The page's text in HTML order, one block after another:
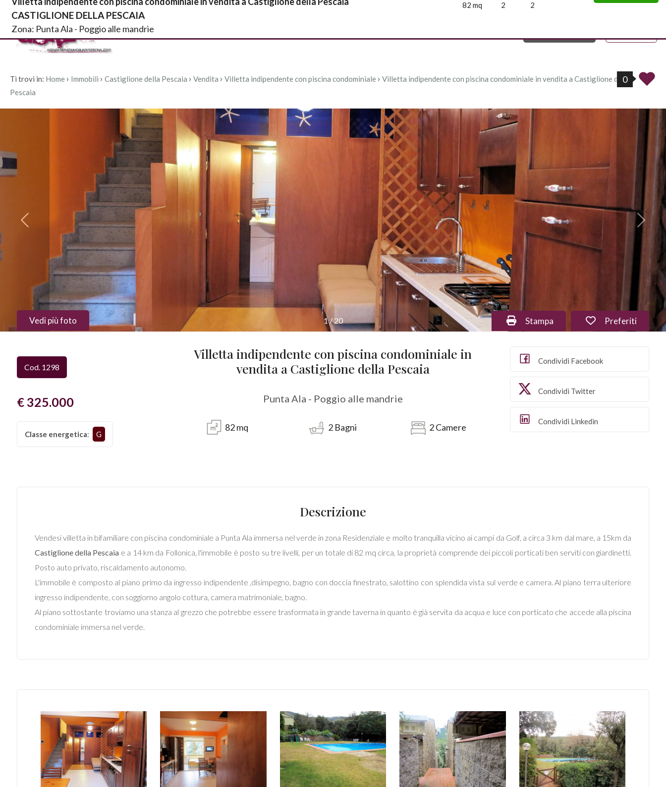
Home
CASTIGLIONE DELLA PESCAIA
Zona: Punta Ala - Poggio alle mandrie
82 mq 2 2
Ti trovi in: Home › Immobili › Castiglione della Pescaia › Vendita › Villetta indipendente con piscina condominiale › Villetta indipendente con piscina condominiale in vendita a Castiglione della
Pescaia
0
1/20
Vedi più foto
Cod. 1298
€ 325.000
Classe energetica: G
Villetta indipendente con piscina condominiale in
vendita a Castiglione della Pescaia
Punta Ala - Poggio alle mandrie
82mq 2Bagni 2Camere
Preferiti: Cod.
Preferiti
Stampa: Cod. 1298
Stampa
Condividi Facebook
Condividi Twitter
Condividi Linkedin
Descrizione
Vendesi villetta in bifamiliare con piscina condominiale a Punta Ala immersa nel verde in zona Residenziale e molto tranquilla vicino ai campi da Golf, a circa 3 km dal mare, a 15km da
Castiglione della Pescaia e a 14 km da Follonica, l'immobile è posto su tre livelli, per un totale di 82 mq circa, la proprietà comprende dei piccoli porticati ben serviti con giardinetti.
Posto auto privato, riscaldamento autonomo.
L'immobile è composto al piano primo da ingresso indipendente ,disimpegno, bagno con doccia finestrato, salottino con splendida vista sul verde e camera. Al piano terra ulteriore
ingresso indipendente, con soggiorno angolo cottura, camera matrimoniale, bagno.
Al piano sottostante troviamo una stanza al grezzo che potrebbe essere trasformata in grande taverna in quanto è già servita da acqua e luce con porticato che accede alla piscina
condominiale immersa nel verde.
IT
EN
HOME
L'AGENZIA
Codice
Contratto
cercare
Tipologia
Residenziali